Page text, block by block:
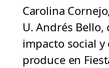
Carolina
U. Andrés
impacto social
produce en